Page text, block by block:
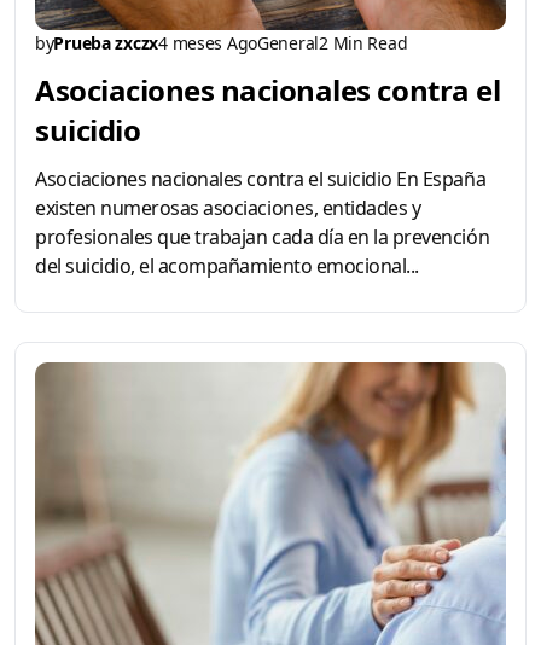
byPrueba zxczx4 meses AgoGeneral2 Min Read
Asociaciones nacionales contra el
suicidio
Asociaciones nacionales contra el suicidio En España
existen numerosas asociaciones, entidades y
profesionales que trabajan cada día en la prevención
del suicidio, el acompañamiento emocional...